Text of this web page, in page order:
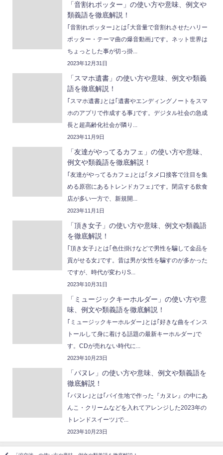
「音割れポッター」の使い方や意味、例文や
類義語を徹底解説！
｢音割れポッター｣とは｢大音量で音割れさせたハリー
ポッター・テーマ曲の爆音動画｣です。ネット世界は
ちょっとした事が切っ掛...
2023年12月31日
「スマホ遺書」の使い方や意味、例文や類義
語を徹底解説！
｢スマホ遺書｣とは｢遺書やエンディングノートをスマ
ホのアプリで作成する事｣です。デジタル社会の急成
長と超高齢化社会が隣り...
2023年11月9日
「友達がやってるカフェ」の使い方や意味、
例文や類義語を徹底解説！
｢友達がやってるカフェ｣とは｢タメ口接客で注目を集
める原宿にあるトレンドカフェ｣です。閉店する飲食
店が多い一方で、新規開...
2023年11月1日
「頂き女子」の使い方や意味、例文や類義語
を徹底解説！
｢頂き女子｣とは｢色仕掛けなどで男性を騙して金品を
貢がせる女｣です。昔は男が女性を騙すのが多かった
ですが、時代が変わりS...
2023年10月31日
「ミュージックキーホルダー」の使い方や意
味、例文や類義語を徹底解説！
｢ミュージックキーホルダー｣とは｢好きな曲をインス
トールして身に着ける話題の最新キーホルダー｣で
す。CDが売れない時代に...
2023年10月23日
「パヌレ」の使い方や意味、例文や類義語を
徹底解説！
｢パヌレ｣とは｢パイ生地で作った『カヌレ』の中にあ
んこ・クリームなどを入れてアレンジした2023年の
トレンドスイーツ｣で...
2023年10月23日